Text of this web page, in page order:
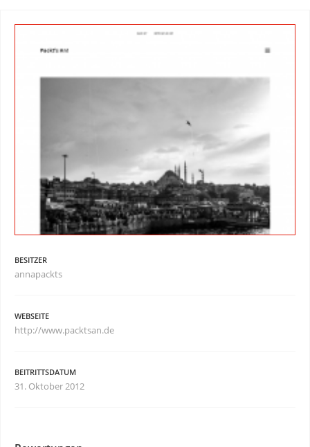
BESITZER
annapackts
WEBSEITE
http://www.packtsan.de
BEITRITTSDATUM
31. Oktober 2012